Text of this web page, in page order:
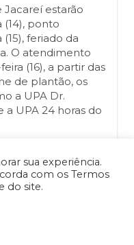
estarão
(14), ponto
feriado da
O atendimento
(16), a partir das
de plantão, os
a UPA Dr.
UPA 24 horas do
sua experiência.
com os Termos
do site.